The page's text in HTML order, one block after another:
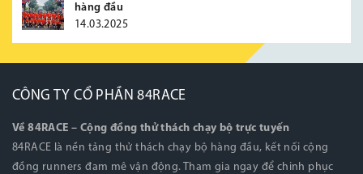
hàng đầu
14.03.2025
CÔNG TY CỔ PHẦN 84RACE
Về 84RACE – Cộng đồng thử thách chạy bộ trực tuyến
84RACE là nền tảng thử thách chạy bộ hàng đầu, kết nối cộng
đồng runners đam mê vận động. Tham gia ngay để chinh phục